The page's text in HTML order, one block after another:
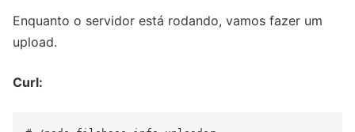
Enquanto o servidor está rodando, vamos fazer um
upload.
Curl: